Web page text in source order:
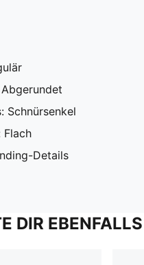
Schnürsenkel
Details
DIR